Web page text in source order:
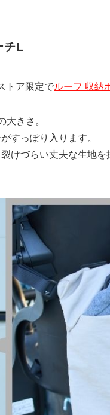
チL
トア限定でルーフ 収納
大きさ。
すっぽり入ります。
けづらい​丈夫な​生地